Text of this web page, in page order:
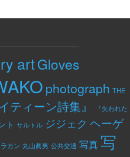
artGloves
photograph THE
ティーン詩集』
『失われた
ト サルトル ジジェク ヘーゲ
ラカン 丸山眞男 公共交通 写真 写